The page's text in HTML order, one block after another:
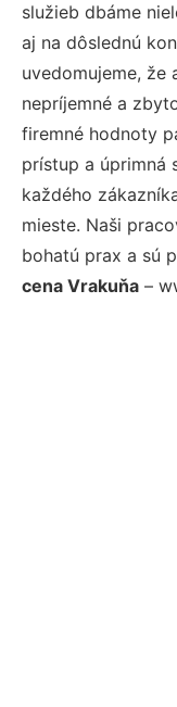
služieb dbáme
aj na dôslednú
uvedomujeme, že
nepríjemné a
firemné hodnoty
prístup a úprimná
každého
mieste. Naši
bohatú prax a sú
cena Vrakuňa –